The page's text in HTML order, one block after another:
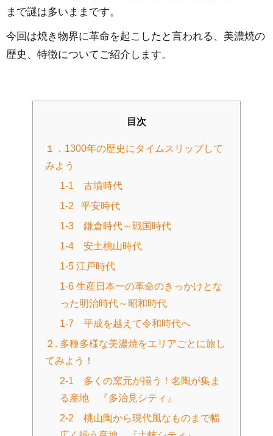
まで謎は多いままです。
今回は焼き物界に革命を起こしたと言われる、美濃焼の
歴史、特徴についてご紹介します。
目次
１．1300年の歴史にタイムスリップして
みよう
1-1 古墳時代
1-2 平安時代
1-3 鎌倉時代～戦国時代
1-4 安土桃山時代
1-5 江戸時代
1-6 生産日本一の革命のきっかけとな
った明治時代～昭和時代
1-7 平成を越えて令和時代へ
２. 多種多様な美濃焼をエリアごとに旅し
てみよう！
2-1 多くの窯元が揃う！名陶が集ま
る産地 『多治見シティ』
2-2 桃山陶から現代風なものまで幅